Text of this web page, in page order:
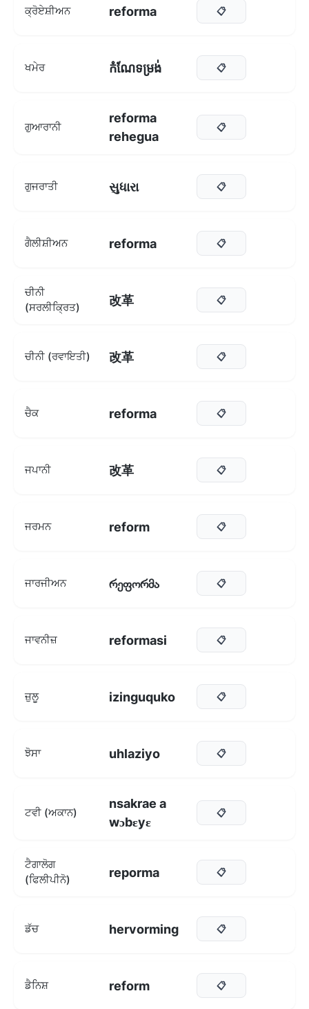
ਕ੍ਰੋਏਸ਼ੀਅਨ reforma 📋
ਖਮੇਰ កំណែទម្រង់ 📋
ਗੁਆਰਾਨੀ
reforma
rehegua
📋
ਗੁਜਰਾਤੀ સુધારા 📋
ਗੈਲੀਸ਼ੀਅਨ reforma 📋
ਚੀਨੀ
(ਸਰਲੀਕ੍ਰਿਤ)
改革 📋
ਚੀਨੀ (ਰਵਾਇਤੀ) 改革 📋
ਚੈਕ reforma 📋
ਜਪਾਨੀ 改革 📋
ਜਰਮਨ reform 📋
ਜਾਰਜੀਅਨ რეფორმა 📋
ਜਾਵਨੀਜ਼ reformasi 📋
ਜ਼ੁਲੂ izinguquko 📋
ਝੋਸਾ uhlaziyo 📋
ਟਵੀ (ਅਕਾਨ)
nsakrae a
wɔbɛyɛ
📋
ਟੈਗਾਲੋਗ
(ਫਿਲੀਪੀਨੋ)
reporma 📋
ਡੱਚ hervorming 📋
ਡੈਨਿਸ਼ reform 📋